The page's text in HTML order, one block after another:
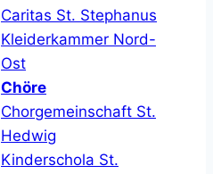
Caritas St. Stephanus
Kleiderkammer Nord-
Ost
Chöre
Chorgemeinschaft St.
Hedwig
Kinderschola St.